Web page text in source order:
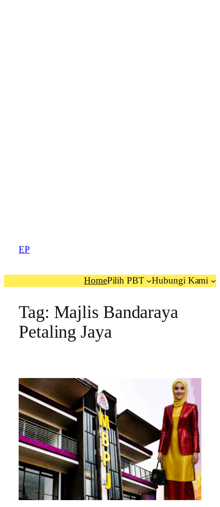
EP
HomePilih PBT Hubungi Kami
Tag: Majlis Bandaraya
Petaling Jaya